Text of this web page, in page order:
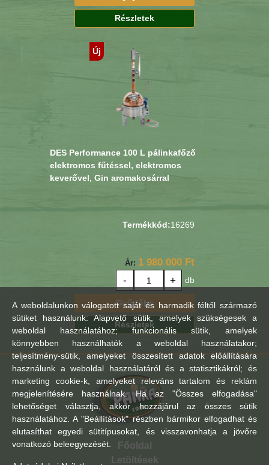
Részletek
Új
DES Performance 100 L pálinkafőző
elektromos fűtéssel, elektromos
keverővel, Gin aromakosárral
Termékkód:16269
Ár: 1 980 000 Ft
-
+ db
Gyűjtőbe
Részletek
Főoldal
Letöltések
A weboldalunkon válogatott saját és harmadik féltől származó
sütiket használunk: Alapvető sütik, amelyek szükségesek a
weboldal használatához; funkcionális sütik, amelyek
könnyebben használhatók a weboldal használatakor;
teljesítmény-sütik, amelyeket összesített adatok előállítására
használunk a weboldal használatáról és a statisztikákról; és
marketing cookie-k, amelyeket releváns tartalom és reklám
megjelenítésére használnak. Ha az "Összes elfogadása"
lehetőséget választja, akkor hozzájárul az összes sütik
használatához. A "Beállítások" részben bármikor elfogadhat és
elutasíthat egyedi sütitípusokat, és visszavonhatja a jövőre
vonatkozó beleegyezését.